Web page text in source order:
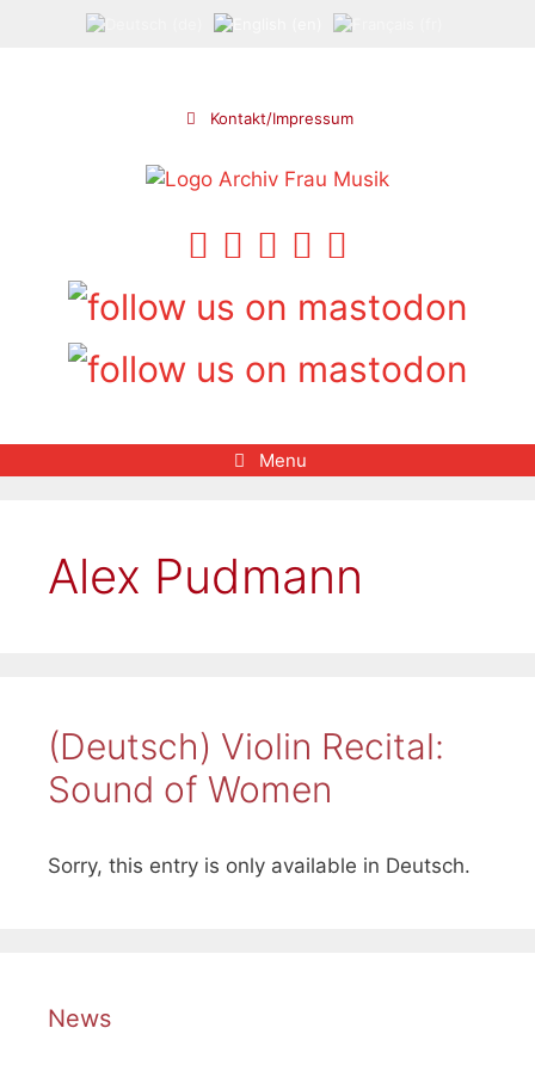
Kontakt/Impressum
Menu
Alex Pudmann
(Deutsch) Violin Recital:
Sound of Women
Sorry, this entry is only available in Deutsch.
News